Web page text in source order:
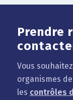
Prendre
Vous
organismes
les contrôles